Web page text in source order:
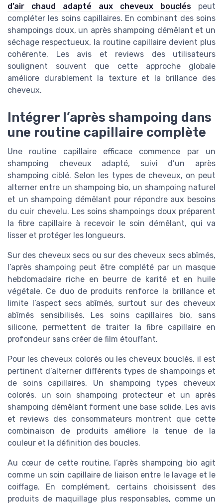
d’air chaud adapté aux cheveux bouclés peut
compléter les soins capillaires. En combinant des soins
shampoings doux, un après shampoing démêlant et un
séchage respectueux, la routine capillaire devient plus
cohérente. Les avis et reviews des utilisateurs
soulignent souvent que cette approche globale
améliore durablement la texture et la brillance des
cheveux.
Intégrer l’après shampoing dans
une routine capillaire complète
Une routine capillaire efficace commence par un
shampoing cheveux adapté, suivi d’un après
shampoing ciblé. Selon les types de cheveux, on peut
alterner entre un shampoing bio, un shampoing naturel
et un shampoing démêlant pour répondre aux besoins
du cuir chevelu. Les soins shampoings doux préparent
la fibre capillaire à recevoir le soin démêlant, qui va
lisser et protéger les longueurs.
Sur des cheveux secs ou sur des cheveux secs abîmés,
l’après shampoing peut être complété par un masque
hebdomadaire riche en beurre de karité et en huile
végétale. Ce duo de produits renforce la brillance et
limite l’aspect secs abîmés, surtout sur des cheveux
abîmés sensibilisés. Les soins capillaires bio, sans
silicone, permettent de traiter la fibre capillaire en
profondeur sans créer de film étouffant.
Pour les cheveux colorés ou les cheveux bouclés, il est
pertinent d’alterner différents types de shampoings et
de soins capillaires. Un shampoing types cheveux
colorés, un soin shampoing protecteur et un après
shampoing démêlant forment une base solide. Les avis
et reviews des consommateurs montrent que cette
combinaison de produits améliore la tenue de la
couleur et la définition des boucles.
Au cœur de cette routine, l’après shampoing bio agit
comme un soin capillaire de liaison entre le lavage et le
coiffage. En complément, certains choisissent des
produits de maquillage plus responsables, comme un